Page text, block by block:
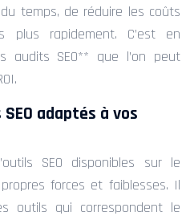
temps, de réduire les coûts
plus rapidement. C’est en
audits SEO** que l’on peut
adaptés à vos
SEO disponibles sur le
forces et faiblesses. Il
outils qui correspondent le